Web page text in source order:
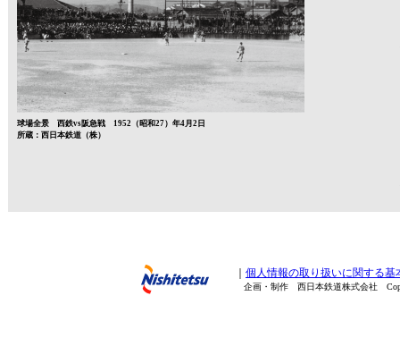
球場全景 西鉄vs阪急戦 1952（昭和27）年4月2日
所蔵：西日本鉄道（株）
個人情報の取り扱いに関する基
企画・制作 西日本鉄道株式会社